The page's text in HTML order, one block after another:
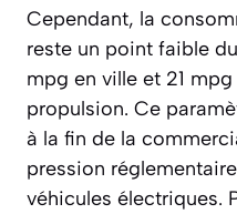
Cependant, la
reste un point faible
mpg en ville et 21
propulsion. Ce
à la fin de la
pression
véhicules électriques.